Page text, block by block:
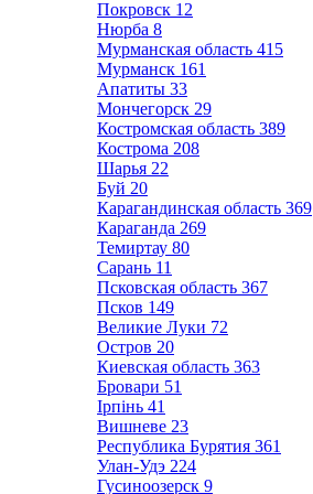
Покровск 12
Нюрба 8
Мурманская область 415
Мурманск 161
Апатиты 33
Мончегорск 29
Костромская область 389
Кострома 208
Шарья 22
Буй 20
Карагандинская область 369
Караганда 269
Темиртау 80
Сарань 11
Псковская область 367
Псков 149
Великие Луки 72
Остров 20
Киевская область 363
Бровари 51
Ірпінь 41
Вишневе 23
Республика Бурятия 361
Улан-Удэ 224
Гусиноозерск 9